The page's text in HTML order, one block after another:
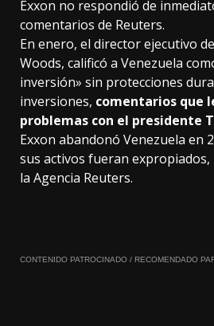
Exxon no respondió de
comentarios de Reuters.
En enero, el director ejecutivo
Woods, calificó a Venezuela
inversión» sin protecciones
inversiones, comentarios que
problemas con el presidente
Exxon abandonó Venezuela en
sus activos fueran expropiados,
la Agencia Reuters.
CONTENIDO PATROCINADO / RECOMENDADO